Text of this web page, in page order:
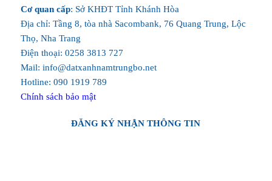
Cơ quan cấp: Sở KHĐT Tỉnh Khánh Hòa
Địa chỉ: Tầng 8, tòa nhà Sacombank, 76 Quang Trung, Lộc
Thọ, Nha Trang
Điện thoại: 0258 3813 727
Mail: info@datxanhnamtrungbo.net
Hotline: 090 1919 789
Chính sách bảo mật
ĐĂNG KÝ NHẬN THÔNG TIN